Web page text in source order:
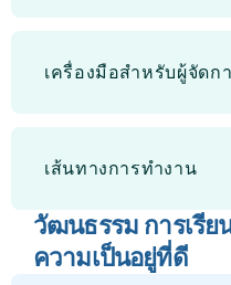
เครื่องมือสำหรับผู้จัดก
เส้นทางการทำงาน
วัฒนธรรม การเรีย
ความเป็นอยู่ที่ดี